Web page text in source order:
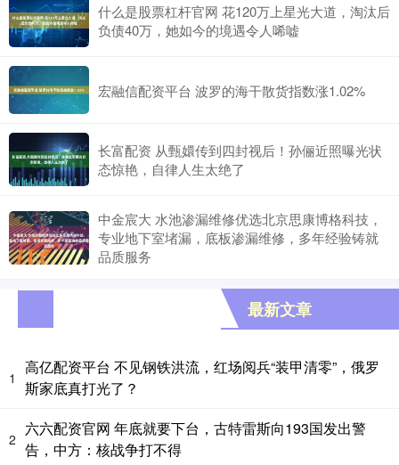
什么是股票杠杆官网 花120万上星光大道，淘汰后
负债40万，她如今的境遇令人唏嘘
宏融信配资平台 波罗的海干散货指数涨1.02%
长富配资 从甄嬛传到四封视后！孙俪近照曝光状
态惊艳，自律人生太绝了
中金宸大 水池渗漏维修优选北京思康博格科技，
专业地下室堵漏，底板渗漏维修，多年经验铸就
品质服务
最新文章
1
高亿配资平台 不见钢铁洪流，红场阅兵“装甲清零”，俄罗
斯家底真打光了？
2
六六配资官网 年底就要下台，古特雷斯向193国发出警
告，中方：核战争打不得